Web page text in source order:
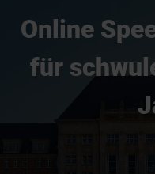
Online
für